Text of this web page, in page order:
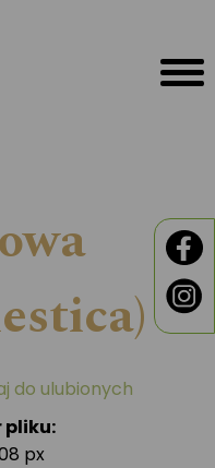
pliku:
px
do ulubionych